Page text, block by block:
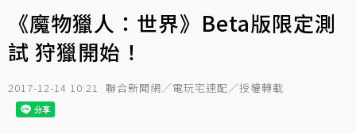
《魔物獵人：世界》Beta版限定測
試 狩獵開始！
2017-12-14 10:21 聯合新聞網／電玩宅速配／授權轉載